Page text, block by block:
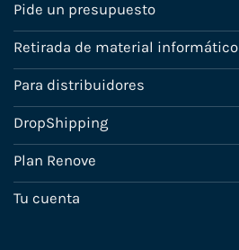
Pide un presupuesto
Retirada de material informático
Para distribuidores
DropShipping
Plan Renove
Tu cuenta